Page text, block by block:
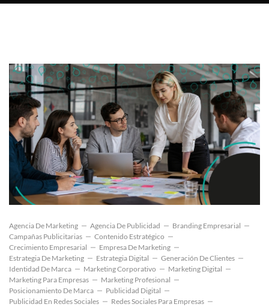
Agencia De Marketing Agencia De Publicidad
Branding Empresarial
Campañas Publicitarias
Contenido Estratégico
Crecimiento Empresarial
Empresa De Marketing
Estrategia De Marketing
Estrategia Digital
Generación De Clientes
Identidad De Marca
Marketing Corporativo
Marketing Digital
Marketing Para Empresas
Marketing Profesional
Posicionamiento De Marca
Publicidad Digital
Publicidad En Redes Sociales
Redes Sociales Para Empresas